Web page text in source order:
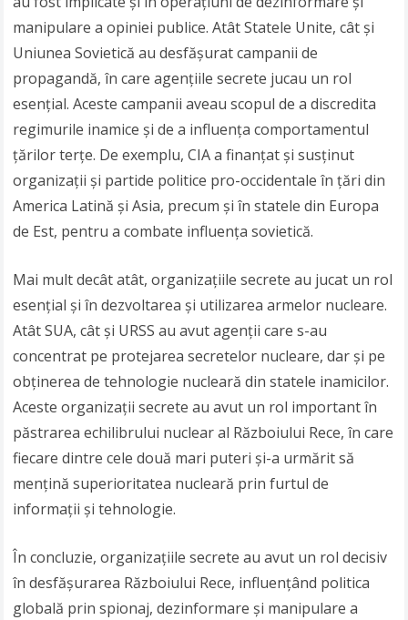
manipulare a opiniei publice. Atât Statele Unite, cât și
Uniunea Sovietică au desfășurat campanii de
propagandă, în care agențiile secrete jucau un rol
esențial. Aceste campanii aveau scopul de a discredita
regimurile inamice și de a influența comportamentul
țărilor terțe. De exemplu, CIA a finanțat și susținut
organizații și partide politice pro-occidentale în țări din
America Latină și Asia, precum și în statele din Europa
de Est, pentru a combate influența sovietică.
Mai mult decât atât, organizațiile secrete au jucat un rol
esențial și în dezvoltarea și utilizarea armelor nucleare.
Atât SUA, cât și URSS au avut agenții care s-au
concentrat pe protejarea secretelor nucleare, dar și pe
obținerea de tehnologie nucleară din statele inamicilor.
Aceste organizații secrete au avut un rol important în
păstrarea echilibrului nuclear al Războiului Rece, în care
fiecare dintre cele două mari puteri și-a urmărit să
mențină superioritatea nucleară prin furtul de
informații și tehnologie.
În concluzie, organizațiile secrete au avut un rol decisiv
în desfășurarea Războiului Rece, influențând politica
globală prin spionaj, dezinformare și manipulare a